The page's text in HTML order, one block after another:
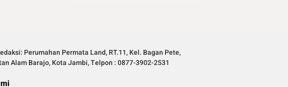
Perumahan Permata Land, RT.11, Kel. Bagan Pete,
Alam Barajo, Kota Jambi, Telpon : 0877-3902-2531